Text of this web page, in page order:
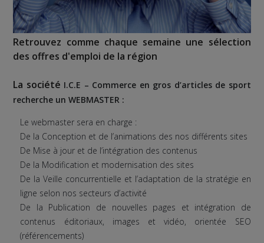
Retrouvez comme chaque semaine une sélection
des offres d'emploi de la région
La société I.C.E – Commerce en gros d’articles de sport
recherche un WEBMASTER :
Le webmaster sera en charge :
De la Conception et de l’animations des nos différents sites
De Mise à jour et de l’intégration des contenus
De la Modification et modernisation des sites
De la Veille concurrentielle et l’adaptation de la stratégie en
ligne selon nos secteurs d’activité
De la Publication de nouvelles pages et intégration de
contenus éditoriaux, images et vidéo, orientée SEO
(référencements)